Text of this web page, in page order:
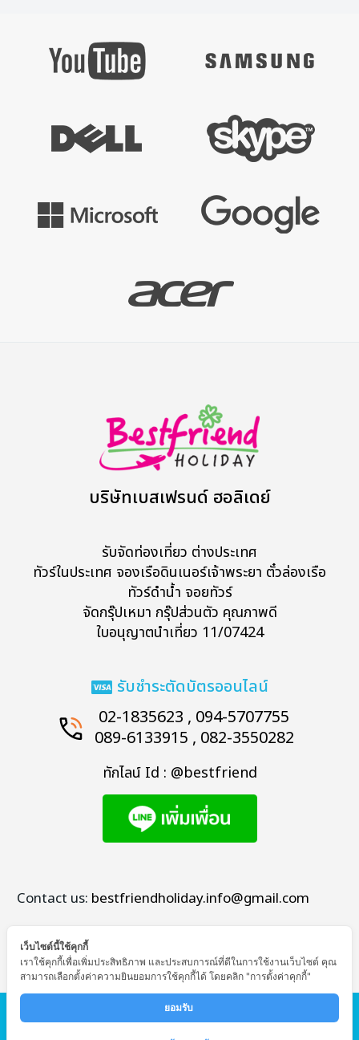
บริษัทเบสเฟรนด์ ฮอลิเดย์
รับจัดท่องเที่ยว ต่างประเทศ
ทัวร์ในประเทศ จองเรือดินเนอร์เจ้าพระยา ตั๋วล่องเรือ
ทัวร์ดำน้ำ จอยทัวร์
จัดกรุ๊ปเหมา กรุ๊ปส่วนตัว คุณภาพดี
ใบอนุญาตนำเที่ยว 11/07424
รับชำระตัดบัตรออนไลน์
02-1835623 , 094-5707755
089-6133915 , 082-3550282
ทักไลน์ Id : @bestfriend
Contact us: bestfriendholiday.info@gmail.com
© Copyright - Bestfriend Holiday
เว็บไซต์นี้ใช้คุกกี้
เราใช้คุกกี้เพื่อเพิ่มประสิทธิภาพ และประสบการณ์ที่ดีในการใช้งานเว็บไซต์ คุณ
สามารถเลือกตั้งค่าความยินยอมการใช้คุกกี้ได้ โดยคลิก "การตั้งค่าคุกกี้"
ยอมรับ